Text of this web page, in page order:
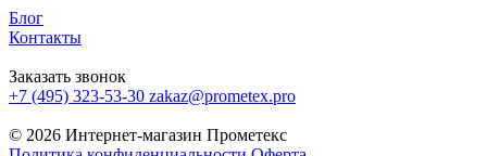
Блог
Контакты
Заказать звонок
+7 (495) 323-53-30 zakaz@prometex.pro
© 2026 Интернет-магазин Прометекс